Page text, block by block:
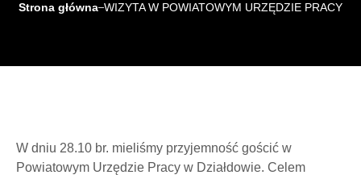
Strona główna WIZYTA W POWIATOWYM URZĘDZIE PRACY
W dniu 28.10 br. mieliśmy przyjemność gościć w
Powiatowym Urzędzie Pracy w Działdowie. Celem